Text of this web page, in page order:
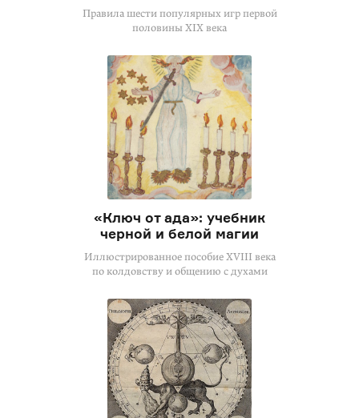
Правила шести популярных игр первой
половины XIX века
«Ключ от ада»: учебник
черной и белой магии
Иллюстрированное пособие XVIII века
по колдовству и общению с духами